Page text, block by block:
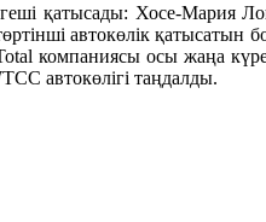
қатысады: Хосе-Мария
автокөлік қатысатын
компаниясы осы жаңа
автокөлігі таңдалды.